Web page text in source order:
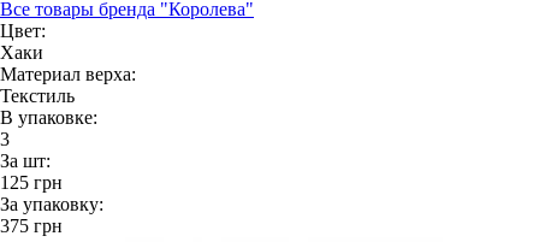
Все товары бренда "Королева"
Цвет:
Хаки
Материал верха:
Текстиль
В упаковке:
3
За шт:
125 грн
За упаковку:
375 грн